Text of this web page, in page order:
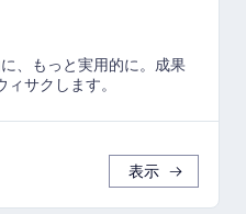
、もっと実用的に。成果
サクします。
表示